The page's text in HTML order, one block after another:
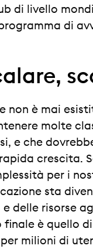
di livello
di
non è mai
molte
e che
crescita.
per i
sta
delle risorse
è quello
milioni di